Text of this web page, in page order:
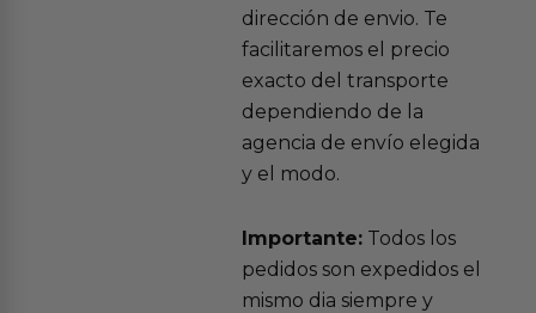
dirección de envio. Te
facilitaremos el precio
exacto del transporte
dependiendo de la
agencia de envío elegida
y el modo.
Importante:Todos los
pedidos son expedidos el
mismo dia siempre y